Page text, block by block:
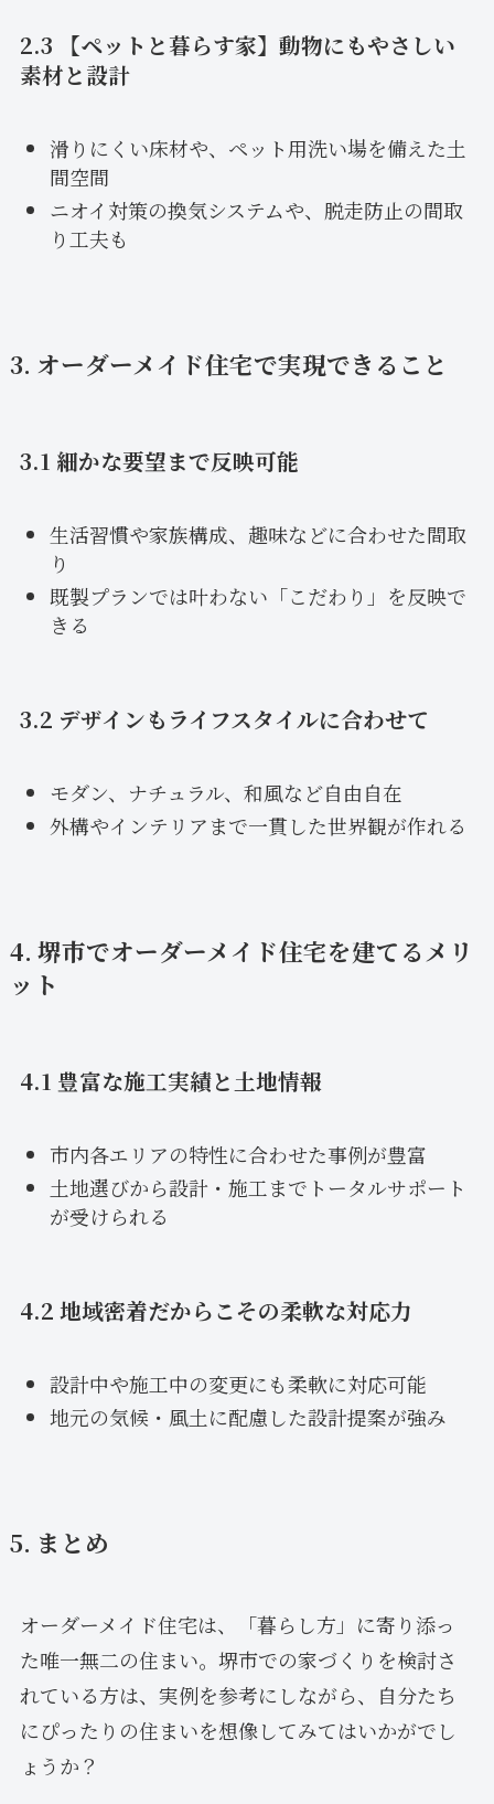
2.3 【ペットと暮らす家】動物にもやさしい
素材と設計
滑りにくい床材や、ペット用洗い場を備えた土
間空間
ニオイ対策の換気システムや、脱走防止の間取
り工夫も
3. オーダーメイド住宅で実現できること
3.1 細かな要望まで反映可能
生活習慣や家族構成、趣味などに合わせた間取
り
既製プランでは叶わない「こだわり」を反映で
きる
3.2 デザインもライフスタイルに合わせて
モダン、ナチュラル、和風など自由自在
外構やインテリアまで一貫した世界観が作れる
4. 堺市でオーダーメイド住宅を建てるメリ
ット
4.1 豊富な施工実績と土地情報
市内各エリアの特性に合わせた事例が豊富
土地選びから設計・施工までトータルサポート
が受けられる
4.2 地域密着だからこその柔軟な対応力
設計中や施工中の変更にも柔軟に対応可能
地元の気候・風土に配慮した設計提案が強み
5. まとめ
オーダーメイド住宅は、「暮らし方」に寄り添っ
た唯一無二の住まい。堺市での家づくりを検討さ
れている方は、実例を参考にしながら、自分たち
にぴったりの住まいを想像してみてはいかがでし
ょうか？